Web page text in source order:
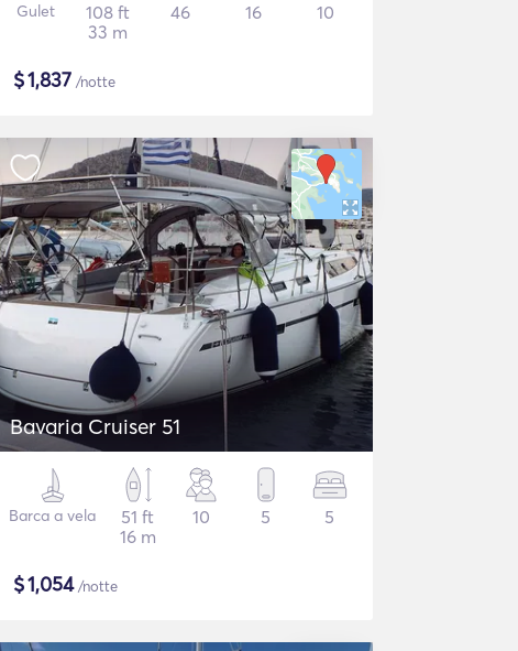
Gulet
108 ft
33 m
46 16 10
$1,837 /notte
Bavaria Cruiser 51
Barca a vela
51 ft
16 m
10 5 5
$1,054/notte